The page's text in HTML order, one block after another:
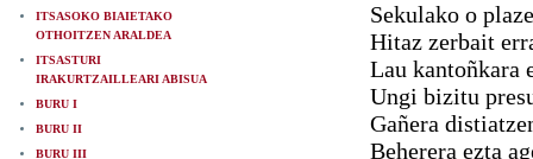
ITSASOKO BIAIETAKO
OTHOITZEN ARALDEA
ITSASTURI
IRAKURTZAILLEARI ABISUA
BURU I
BURU II
BURU III
Sekulako o
Hitaz zerbait
Lau kantoñkara
Ungi bizitu
Gañera
Beherera ezta